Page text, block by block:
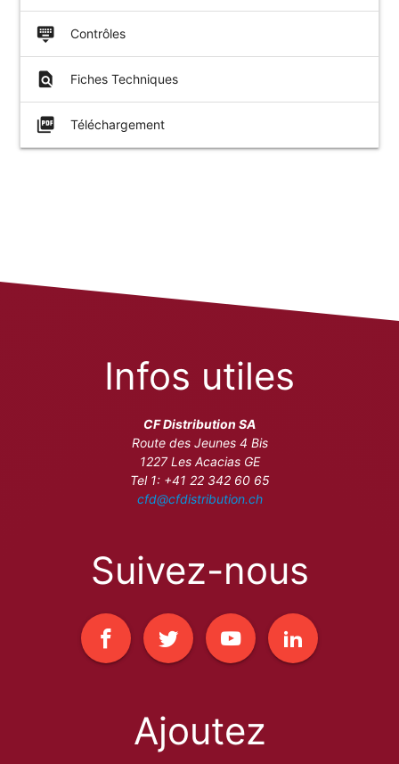
keyboard_hide Contrôles
find_in_page Fiches Techniques
picture_as_pdf Téléchargement
Infos utiles
CF Distribution SA
Route des Jeunes 4 Bis
1227 Les Acacias GE
Tel 1: +41 22 342 60 65
cfd@cfdistribution.ch
Suivez-nous
Ajoutez